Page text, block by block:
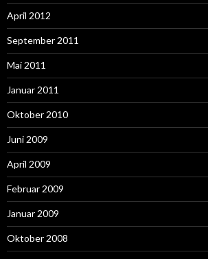
April 2012
September 2011
Mai 2011
Januar 2011
Oktober 2010
Juni 2009
April 2009
Februar 2009
Januar 2009
Oktober 2008